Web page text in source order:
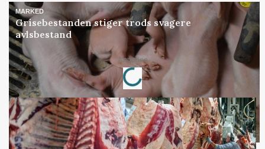
MARKED
Grisebestanden stiger trods svagere
avlsbestand
Annonce
Loading...